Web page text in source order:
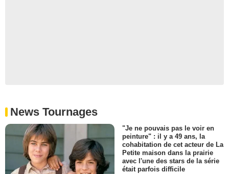
News Tournages
"Je ne pouvais pas le voir en
peinture" : il y a 49 ans, la
cohabitation de cet acteur de La
Petite maison dans la prairie
avec l'une des stars de la série
était parfois difficile